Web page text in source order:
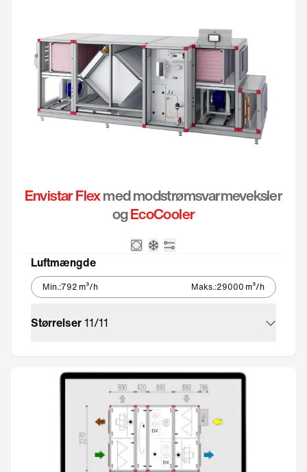
Envistar Flexmed modstrømsvarmeveksler
ogEcoCooler
Luftmængde
Min.:792 m³/h Maks.:29000 m³/h
Størrelser11/11